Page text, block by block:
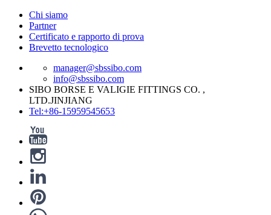
Chi siamo
Partner
Certificato e rapporto di prova
Brevetto tecnologico
manager@sbssibo.com
info@sbssibo.com
SIBO BORSE E VALIGIE FITTINGS CO. ,
LTD.JINJIANG
Tel:+86-15959545653